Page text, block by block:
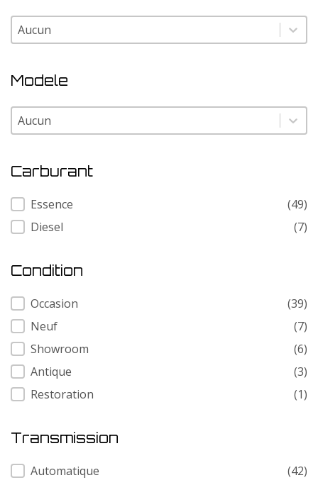
Marque
Marque
Modele
Modele
Modele
Carburant
Carburant
Essence
(49)
Diesel
(7)
Condition
Condition
Occasion
(39)
Neuf
(7)
Showroom
(6)
Antique
(3)
Restoration
(1)
Transmission
Transmission
Automatique
(42)